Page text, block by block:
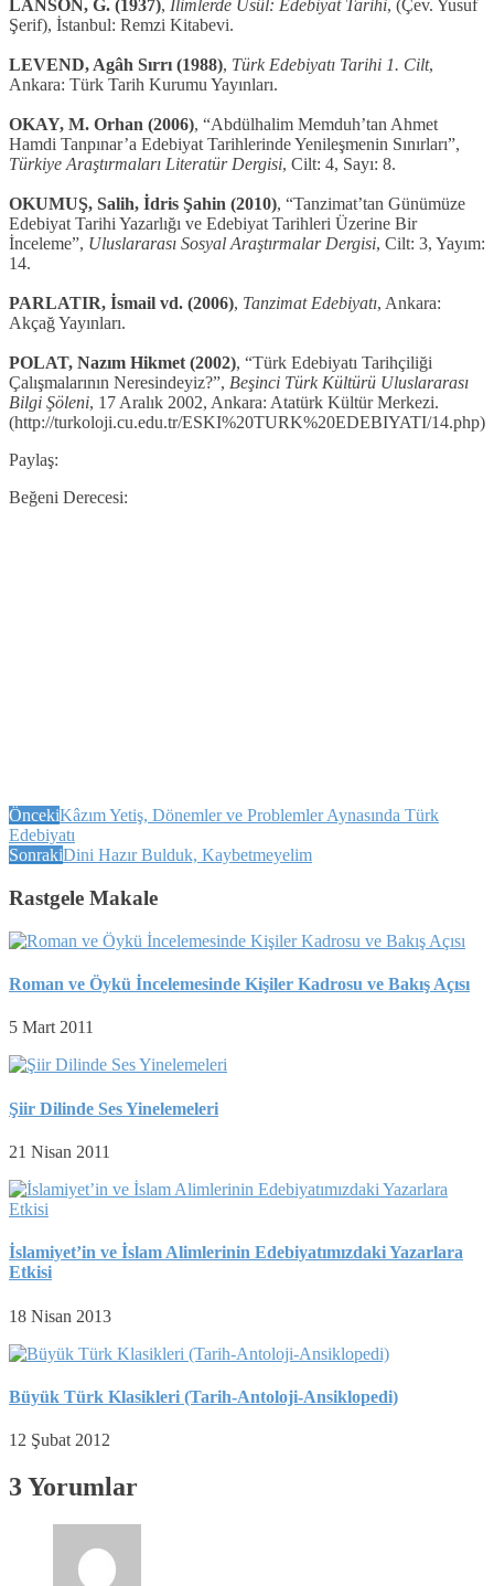
LANSON, G. (1937), İlimlerde Usûl: Edebiyat Tarihi, (Çev. Yusuf
Şerif), İstanbul: Remzi Kitabevi.
LEVEND, Agâh Sırrı (1988), Türk Edebiyatı Tarihi 1. Cilt,
Ankara: Türk Tarih Kurumu Yayınları.
OKAY, M. Orhan (2006), “Abdülhalim Memduh’tan Ahmet
Hamdi Tanpınar’a Edebiyat Tarihlerinde Yenileşmenin Sınırları”,
Türkiye Araştırmaları Literatür Dergisi, Cilt: 4, Sayı: 8.
OKUMUŞ, Salih, İdris Şahin (2010), “Tanzimat’tan Günümüze
Edebiyat Tarihi Yazarlığı ve Edebiyat Tarihleri Üzerine Bir
İnceleme”, Uluslararası Sosyal Araştırmalar Dergisi, Cilt: 3, Yayım:
14.
PARLATIR, İsmail vd. (2006), Tanzimat Edebiyatı, Ankara:
Akçağ Yayınları.
POLAT, Nazım Hikmet (2002), “Türk Edebiyatı Tarihçiliği
Çalışmalarının Neresindeyiz?”, Beşinci Türk Kültürü Uluslararası
Bilgi Şöleni, 17 Aralık 2002, Ankara: Atatürk Kültür Merkezi.
(http://turkoloji.cu.edu.tr/ESKI%20TURK%20EDEBIYATI/14.php)
Paylaş:
Beğeni Derecesi:
ÖncekiKâzım Yetiş, Dönemler ve Problemler Aynasında Türk
Edebiyatı
SonrakiDini Hazır Bulduk, Kaybetmeyelim
Rastgele Makale
Roman ve Öykü İncelemesinde Kişiler Kadrosu ve Bakış Açısı
5 Mart 2011
Şiir Dilinde Ses Yinelemeleri
21 Nisan 2011
İslamiyet’in ve İslam Alimlerinin Edebiyatımızdaki Yazarlara
Etkisi
18 Nisan 2013
Büyük Türk Klasikleri (Tarih-Antoloji-Ansiklopedi)
12 Şubat 2012
3 Yorumlar